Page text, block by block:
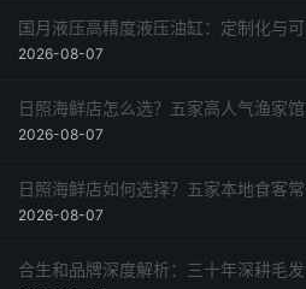
国月液压高精度液压油缸：定制化与
2026-08-07
日照海鲜店怎么选？五家高人气渔家
2026-08-07
日照海鲜店如何选择？五家本地食客
2026-08-07
合生和品牌深度解析：三十年深耕毛